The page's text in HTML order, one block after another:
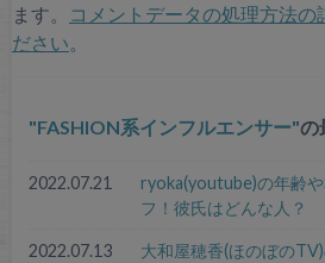
ます。
コメントデータの処理方法の
ださい
FASHION系インフルエンサー の
2022.07.21
ryoka(youtube)の年齢
フ！彼氏はどんな人？
2022.07.13
大和屋穂香(ほのぼの